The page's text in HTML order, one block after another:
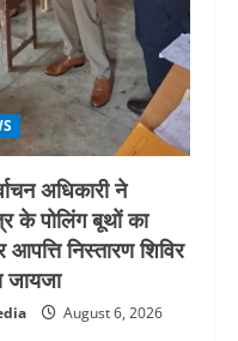
अधिकारी ने
के पोलिंग बूथों का
निस्तारण शिविर
जायजा
August 6, 2026